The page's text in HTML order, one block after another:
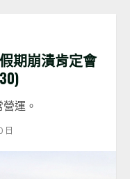
期崩潰肯定會
運。
日